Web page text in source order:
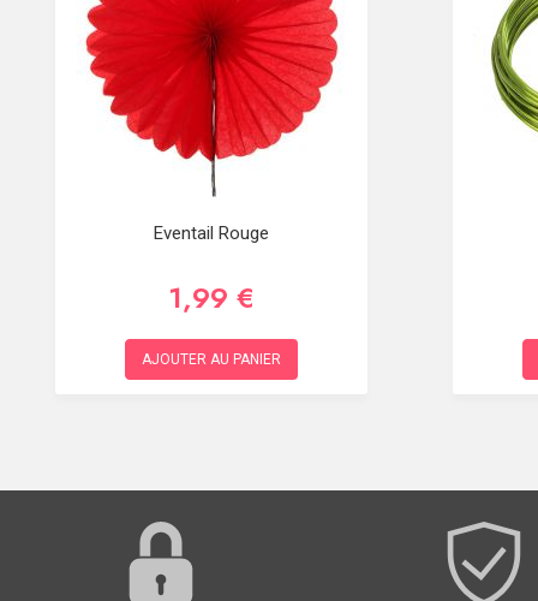
Eventail Rouge
1,99 €
AJOUTER AU PANIER